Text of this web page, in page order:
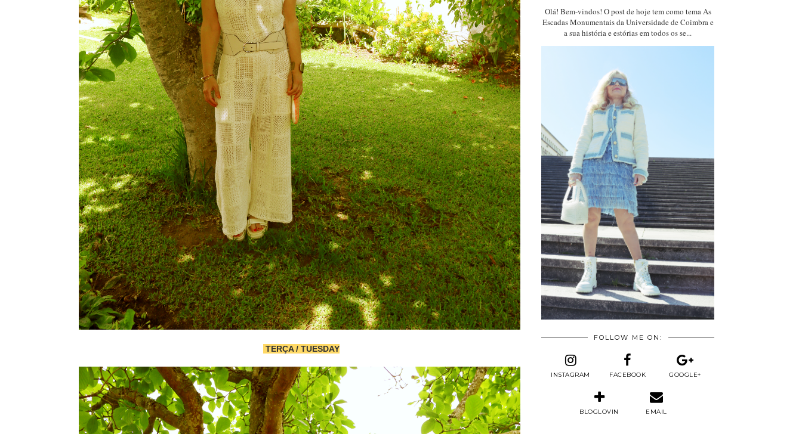
TERÇA / TUESDAY
Olá! Bem-vindos! O post de hoje tem como tema As
Escadas Monumentais da Universidade de Coimbra e
a sua história e estórias em todos os se...
FOLLOW ME ON:
INSTAGRAM FACEBOOK GOOGLE+
BLOGLOVIN EMAIL